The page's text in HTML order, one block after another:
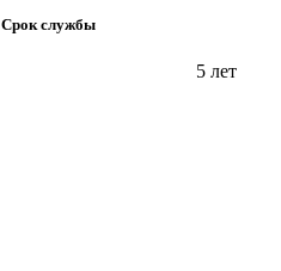
Срок службы
5 лет